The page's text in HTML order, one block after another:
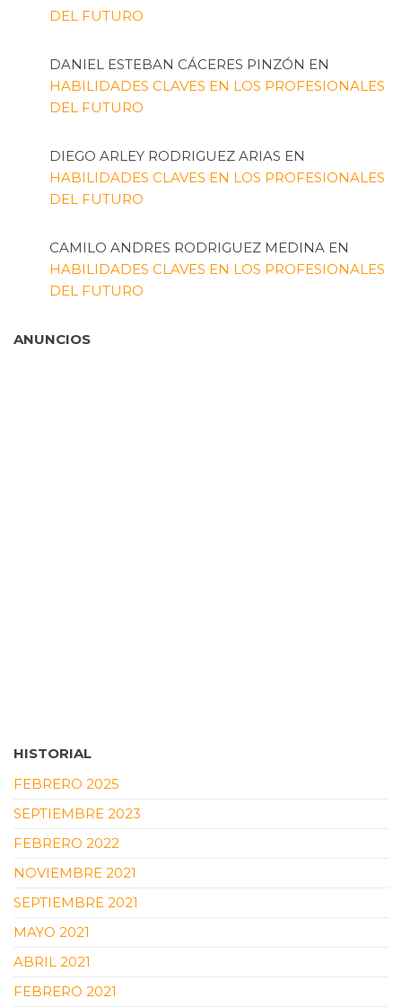
DEL FUTURO
DANIEL ESTEBAN CÁCERES PINZÓN EN
HABILIDADES CLAVES EN LOS PROFESIONALES
DEL FUTURO
DIEGO ARLEY RODRIGUEZ ARIAS EN
HABILIDADES CLAVES EN LOS PROFESIONALES
DEL FUTURO
CAMILO ANDRES RODRIGUEZ MEDINA EN
HABILIDADES CLAVES EN LOS PROFESIONALES
DEL FUTURO
ANUNCIOS
HISTORIAL
FEBRERO 2025
SEPTIEMBRE 2023
FEBRERO 2022
NOVIEMBRE 2021
SEPTIEMBRE 2021
MAYO 2021
ABRIL 2021
FEBRERO 2021